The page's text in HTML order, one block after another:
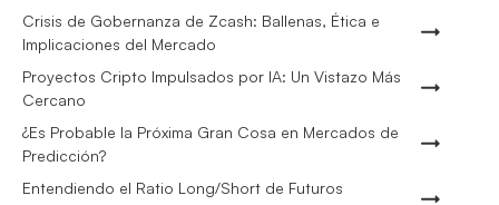
Crisis de Gobernanza de Zcash: Ballenas, Ética e
Implicaciones del Mercado
Proyectos Cripto Impulsados por IA: Un Vistazo Más
Cercano
¿Es Probable la Próxima Gran Cosa en Mercados de
Predicción?
Entendiendo el Ratio Long/Short de Futuros